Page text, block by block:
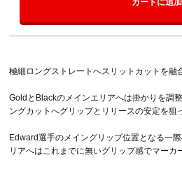
極細ロングストレートへスリットカットを融
GoldとBlackのメインエリアへは掛かりを調
ングカットへグリップとリリースの安定を狙
Edward選手のメイングリップ位置となる一
リアへはこれまでに無いグリップ感でマーカ